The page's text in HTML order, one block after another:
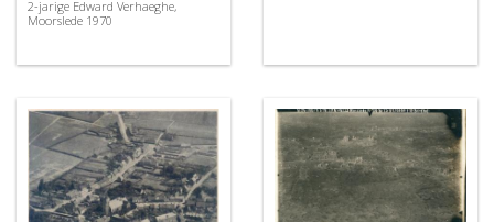
2-jarige Edward Verhaeghe,
Moorslede 1970